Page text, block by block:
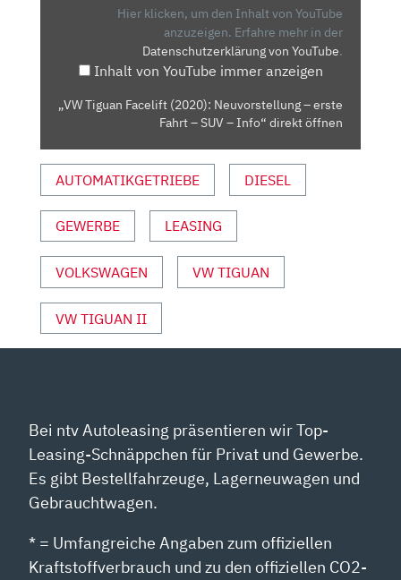
NEUVORSTELLUNG
FAHRT
INFO“
VON
ANZEIGEN
Hier klicken, um den Inhalt von YouTube
anzuzeigen. Erfahre mehr in der
Datenschutzerklärung von YouTube.
Inhalt von YouTube immer anzeigen
„VW Tiguan Facelift (2020): Neuvorstellung – erste
Fahrt – SUV – Info“ direkt öffnen
AUTOMATIKGETRIEBE DIESEL
GEWERBE LEASING
VOLKSWAGEN VW TIGUAN
VW TIGUAN II
Bei ntv Autoleasing präsentieren wir Top-
Leasing-Schnäppchen für Privat und Gewerbe.
Es gibt Bestellfahrzeuge, Lagerneuwagen und
Gebrauchtwagen.
* = Umfangreiche Angaben zum offiziellen
Kraftstoffverbrauch und zu den offiziellen CO2-